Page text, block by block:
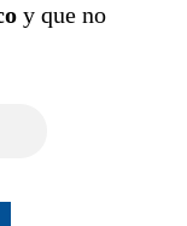
y que no